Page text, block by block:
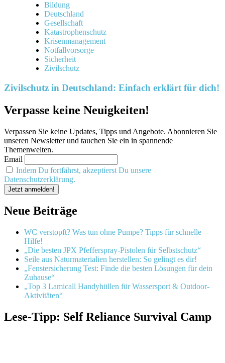
Bildung
Deutschland
Gesellschaft
Katastrophenschutz
Krisenmanagement
Notfallvorsorge
Sicherheit
Zivilschutz
Zivilschutz in Deutschland: Einfach erklärt für dich!
Verpasse keine Neuigkeiten!
Verpassen Sie keine Updates, Tipps und Angebote. Abonnieren Sie
unseren Newsletter und tauchen Sie ein in spannende
Themenwelten.
Email
Indem Du fortfährst, akzeptierst Du unsere
Datenschutzerklärung.
Neue Beiträge
WC verstopft? Was tun ohne Pumpe? Tipps für schnelle
Hilfe!
„Die besten JPX Pfefferspray-Pistolen für Selbstschutz“
Seile aus Naturmaterialien herstellen: So gelingt es dir!
„Fenstersicherung Test: Finde die besten Lösungen für dein
Zuhause“
„Top 3 Lamicall Handyhüllen für Wassersport & Outdoor-
Aktivitäten“
Lese-Tipp: Self Reliance Survival Camp